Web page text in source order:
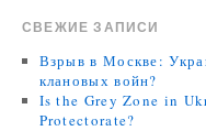
СВЕЖИЕ ЗАПИСИ
Взрыв в Москве:
клановых войн?
Is the Grey Zone in
Protectorate?